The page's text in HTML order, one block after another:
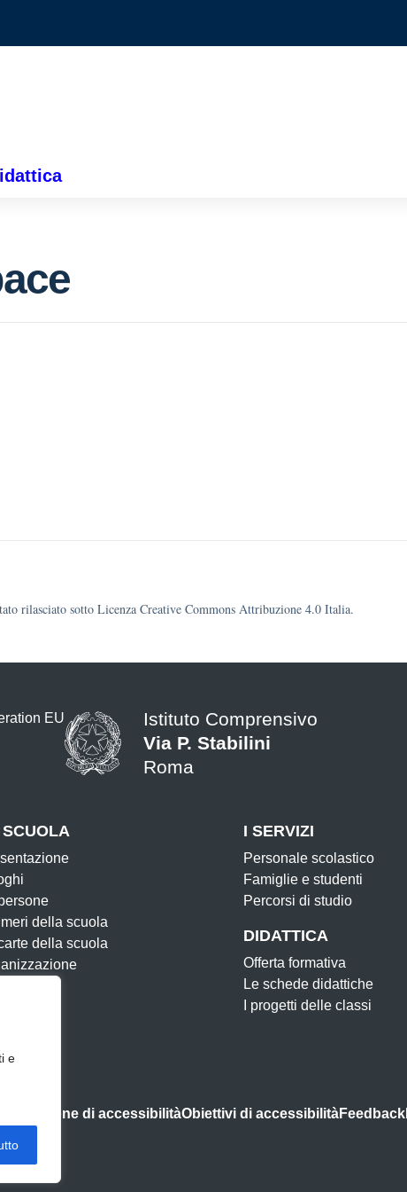
e
rilasciato sotto Licenza Creative Commons Attribuzione 4.0 Italia.
Istituto Comprensivo
Via P. Stabilini
Roma
della scuola
della scuola
I SERVIZI
Personale scolastico
Famiglie e studenti
Percorsi di studio
DIDATTICA
Offerta formativa
Le schede didattiche
I progetti delle classi
di accessibilitàObiettivi di accessibilitàFeedback